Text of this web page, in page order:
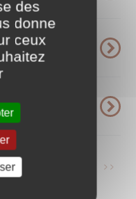
et cadeaux
& FDJ
>>
des
donne
ceux